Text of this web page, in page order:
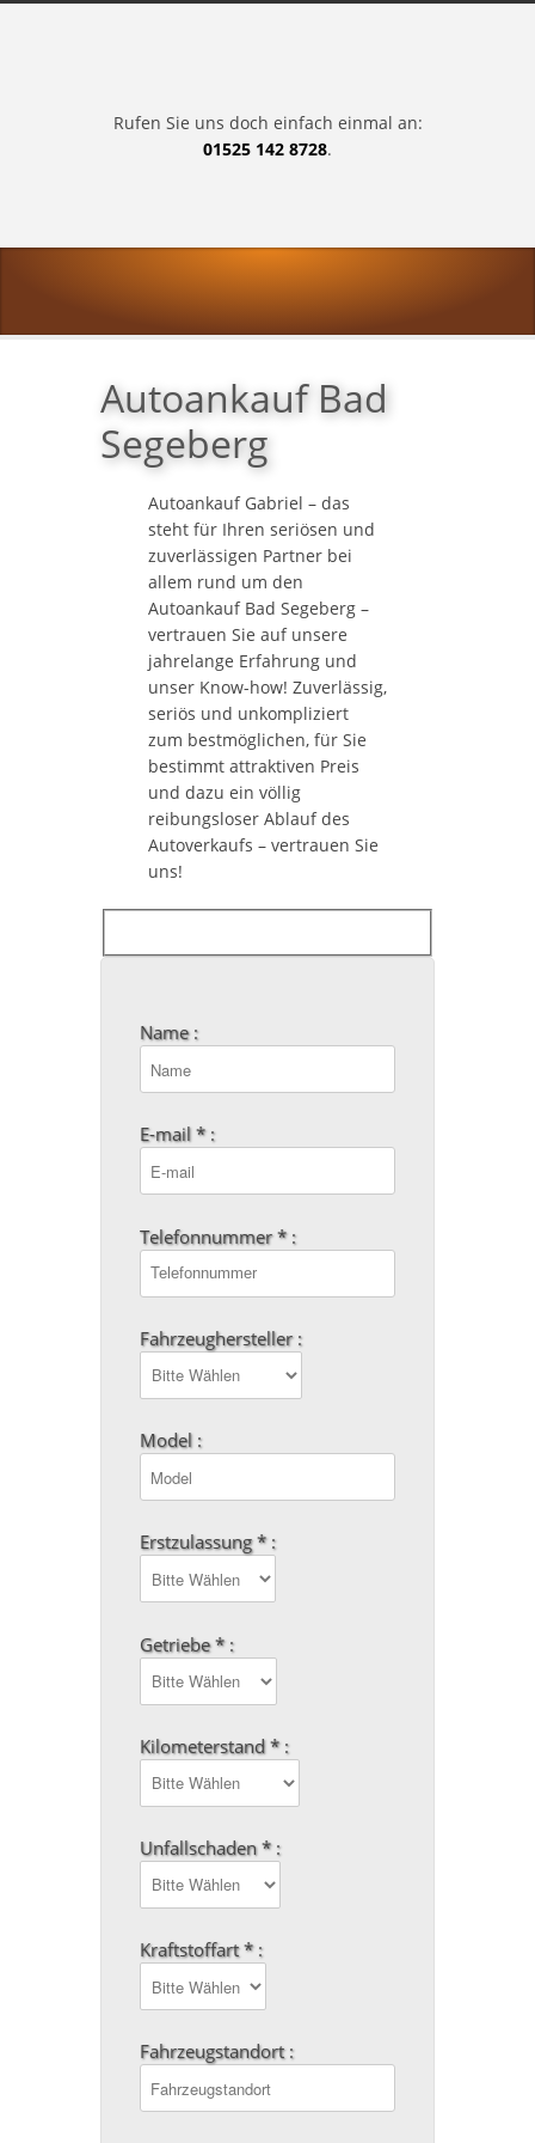
Rufen Sie uns doch einfach einmal an:
01525 142 8728.
Autoankauf Bad
Segeberg
Autoankauf Gabriel – das
steht für Ihren seriösen und
zuverlässigen Partner bei
allem rund um den
Autoankauf Bad Segeberg –
vertrauen Sie auf unsere
jahrelange Erfahrung und
unser Know-how! Zuverlässig,
seriös und unkompliziert
zum bestmöglichen, für Sie
bestimmt attraktiven Preis
und dazu ein völlig
reibungsloser Ablauf des
Autoverkaufs – vertrauen Sie
uns!
Name :
E-mail * :
Telefonnummer * :
Fahrzeughersteller :
Model :
Erstzulassung * :
Getriebe * :
Kilometerstand * :
Unfallschaden * :
Kraftstoffart * :
Fahrzeugstandort :